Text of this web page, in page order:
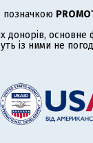
позначкою
донорів, основне
із ними не